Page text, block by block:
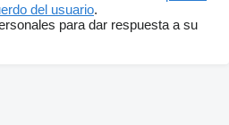
del usuario.
para dar respuesta a su